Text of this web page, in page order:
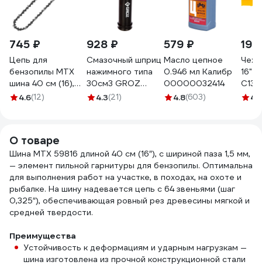
745 ₽
Цепь для
бензопилы MTX
шина 40 см (16),
шаг 0,325, паз 1,5
4.6(12)
928 ₽
Смазочный шприц
нажимного типа
30см3 GROZ
GR43100 - G6P
4.3(21)
579 ₽
Масло цепное
0.946 мл Калибр
00000032414
4.8(603)
16"
4.9
О товаре
Шина MTX 59816 длиной 40 см (16″), с шириной паза 1,5 мм,
— элемент пильной гарнитуры для бензопилы. Оптимальна
для выполнения работ на участке, в походах, на охоте и
рыбалке. На шину надевается цепь с 64 звеньями (шаг
0,325″), обеспечивающая ровный рез древесины мягкой и
средней твердости.
Преимущества
Устойчивость к деформациям и ударным нагрузкам —
шина изготовлена из прочной конструкционной стали